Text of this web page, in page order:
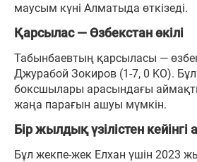
маусым күні Алматыда өткізеді.
Қарсылас — Өзбекстан өкілі
Табынбаевтың қарсыласы —
Джурабой Зокиров (1-7, 0 KO).
боксшылары арасындағы
жаңа парағын ашуы мүмкін.
Бір жылдық үзілістен
Бұл жекпе-жек Елхан үшін 2023